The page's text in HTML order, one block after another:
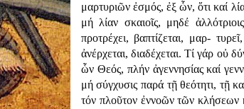
μαρτυριῶν ἐσμός, ἐξ ὧν, ὅτι καί
μή λίαν σκαιοῖς, μηδέ
προτρέχει, βαπτίζεται, μαρ-
ἀνέρχεται, διαδέχεται. Τί γάρ οὐ
ὧν Θεός, πλήν ἀγεννησίας καί
μή σύγχυσις παρά τῇ θεότητι, τῇ
τόν πλοῦτον ἐννοῶν τῶν κλήσεων